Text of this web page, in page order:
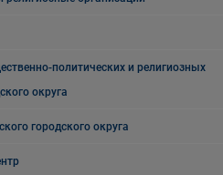
политических и религиозных
округа
городского округа